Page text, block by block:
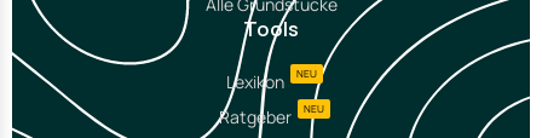
Tools
Lexikon NEU
Ratgeber NEU